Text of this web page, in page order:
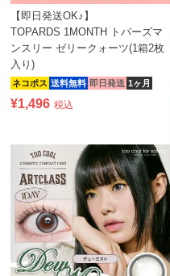
【即日発送OK♪】
TOPARDS 1MONTH トパーズマ
ンスリー ゼリークォーツ(1箱2枚
入り)
ネコポス 送料無料 即日発送 1ヶ月
¥1,496 税込